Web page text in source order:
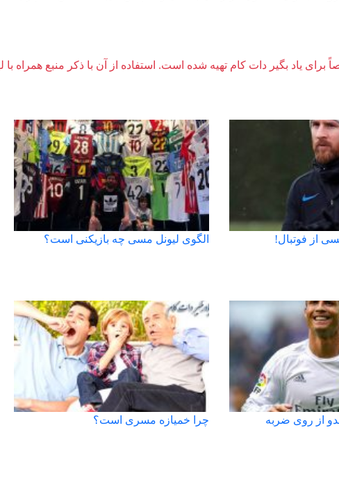
برای یاد بگیر دات کام تهیه شده است. استفاده از آن با ذکر منبع همراه
از فوتبال! الگوی لیونل مسی چه بازیکنی است؟
از روی ضربه
چرا خمیازه مسری است؟